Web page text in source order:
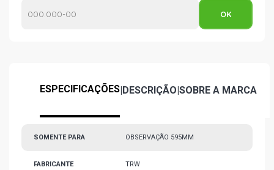
ESPECIFICAÇÕES|DESCRIÇÃO|SOBRE A MARCA
SOMENTE PARA OBSERVAÇÃO 595MM
FABRICANTE TRW